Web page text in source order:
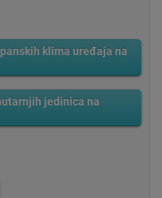
klima uređaja na
jedinica na